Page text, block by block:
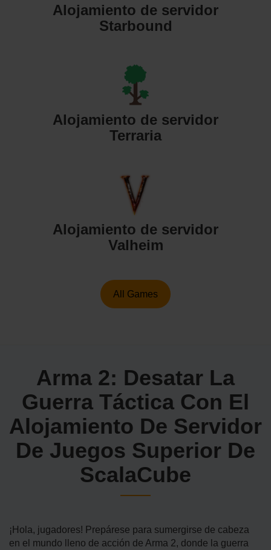
Alojamiento de servidor
Starbound
Alojamiento de servidor
Terraria
Alojamiento de servidor
Valheim
All Games
Arma 2: Desatar La
Guerra Táctica Con El
Alojamiento De Servidor
De Juegos Superior De
ScalaCube
¡Hola, jugadores! Prepárese para sumergirse de cabeza
en el mundo lleno de acción de Arma 2, donde la guerra